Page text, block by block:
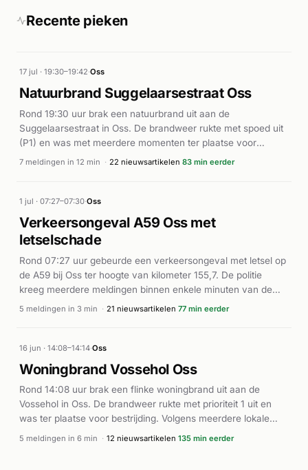
Recente pieken
17 jul · 19:30–19:42·Oss
Natuurbrand Suggelaarsestraat Oss
Rond 19:30 uur brak een natuurbrand uit aan de
Suggelaarsestraat in Oss. De brandweer rukte met spoed uit
(P1) en was met meerdere momenten ter plaatse voor
bluswerkzaamheden. Volgens verschillende lokale
onder controle gebracht, waarna rond 19:42 uur het alarm
werd ingetrokken (P2). Er zijn geen gewonden gemeld bij het
incident.
7 meldingen in 12 min · 22 nieuwsartikelen 83 min eerder
1 jul · 07:27–07:30·Oss
Verkeersongeval A59 Oss met
letselschade
Rond 07:27 uur gebeurde een verkeersongeval met letsel op
de A59 bij Oss ter hoogte van kilometer 155,7. De politie
kreeg meerdere meldingen binnen enkele minuten van de
rechterbaan en linkerbaan van de snelweg. Een ambulance
buurt en raakte lichtgewond. De exacte toedracht en aantal
betrokkenen zijn niet volledig duidelijk uit de beschikbare
informatie.
5 meldingen in 3 min · 21 nieuwsartikelen 77 min eerder
16 jun · 14:08–14:14·Oss
Woningbrand Vossehol Oss
Rond 14:08 uur brak een flinke woningbrand uit aan de
Vossehol in Oss. De brandweer rukte met prioriteit 1 uit en
was ter plaatse voor bestrijding. Volgens meerdere lokale
nieuwsbronnen ontstond er grote schade aan de woning. De
5 meldingen in 6 min · 12 nieuwsartikelen 135 min eerder